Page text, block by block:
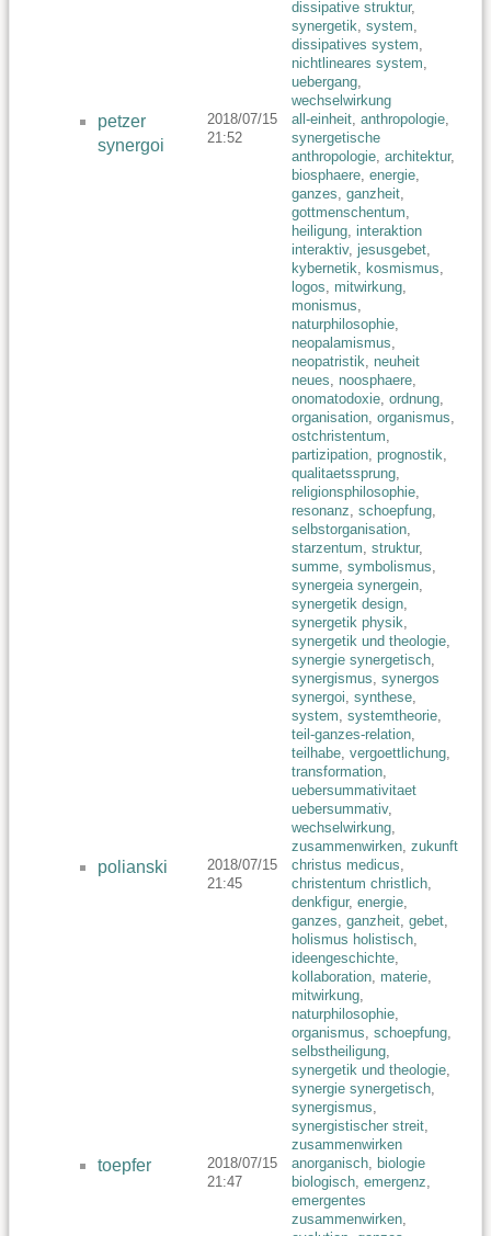
dissipative struktur,
synergetik, system,
dissipatives system,
nichtlineares system,
uebergang,
wechselwirkung
petzer
synergoi
2018/07/15
21:52
all-einheit, anthropologie,
synergetische
anthropologie, architektur,
biosphaere, energie,
ganzes, ganzheit,
gottmenschentum,
heiligung, interaktion
interaktiv, jesusgebet,
kybernetik, kosmismus,
logos, mitwirkung,
monismus,
naturphilosophie,
neopalamismus,
neopatristik, neuheit
neues, noosphaere,
onomatodoxie, ordnung,
organisation, organismus,
ostchristentum,
partizipation, prognostik,
qualitaetssprung,
religionsphilosophie,
resonanz, schoepfung,
selbstorganisation,
starzentum, struktur,
summe, symbolismus,
synergeia synergein,
synergetik design,
synergetik physik,
synergetik und theologie,
synergie synergetisch,
synergismus, synergos
synergoi, synthese,
system, systemtheorie,
teil-ganzes-relation,
teilhabe, vergoettlichung,
transformation,
uebersummativitaet
uebersummativ,
wechselwirkung,
zusammenwirken, zukunft
polianski
2018/07/15
21:45
christus medicus,
christentum christlich,
denkfigur, energie,
ganzes, ganzheit, gebet,
holismus holistisch,
ideengeschichte,
kollaboration, materie,
mitwirkung,
naturphilosophie,
organismus, schoepfung,
selbstheiligung,
synergetik und theologie,
synergie synergetisch,
synergismus,
synergistischer streit,
zusammenwirken
toepfer
2018/07/15
21:47
anorganisch, biologie
biologisch, emergenz,
emergentes
zusammenwirken,